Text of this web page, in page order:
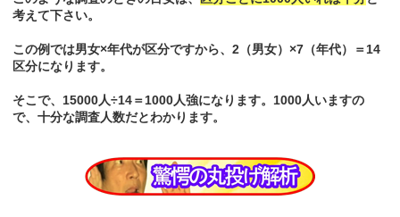
考えて下さい。
この例では男女×年代が区分ですから、2（男女）×7（年代）＝14
区分になります。
そこで、15000人÷14＝1000人強になります。1000人いますの
で、十分な調査人数だとわかります。